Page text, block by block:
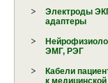
Электроды
адаптеры
ЭМГ, РЭГ
Кабели